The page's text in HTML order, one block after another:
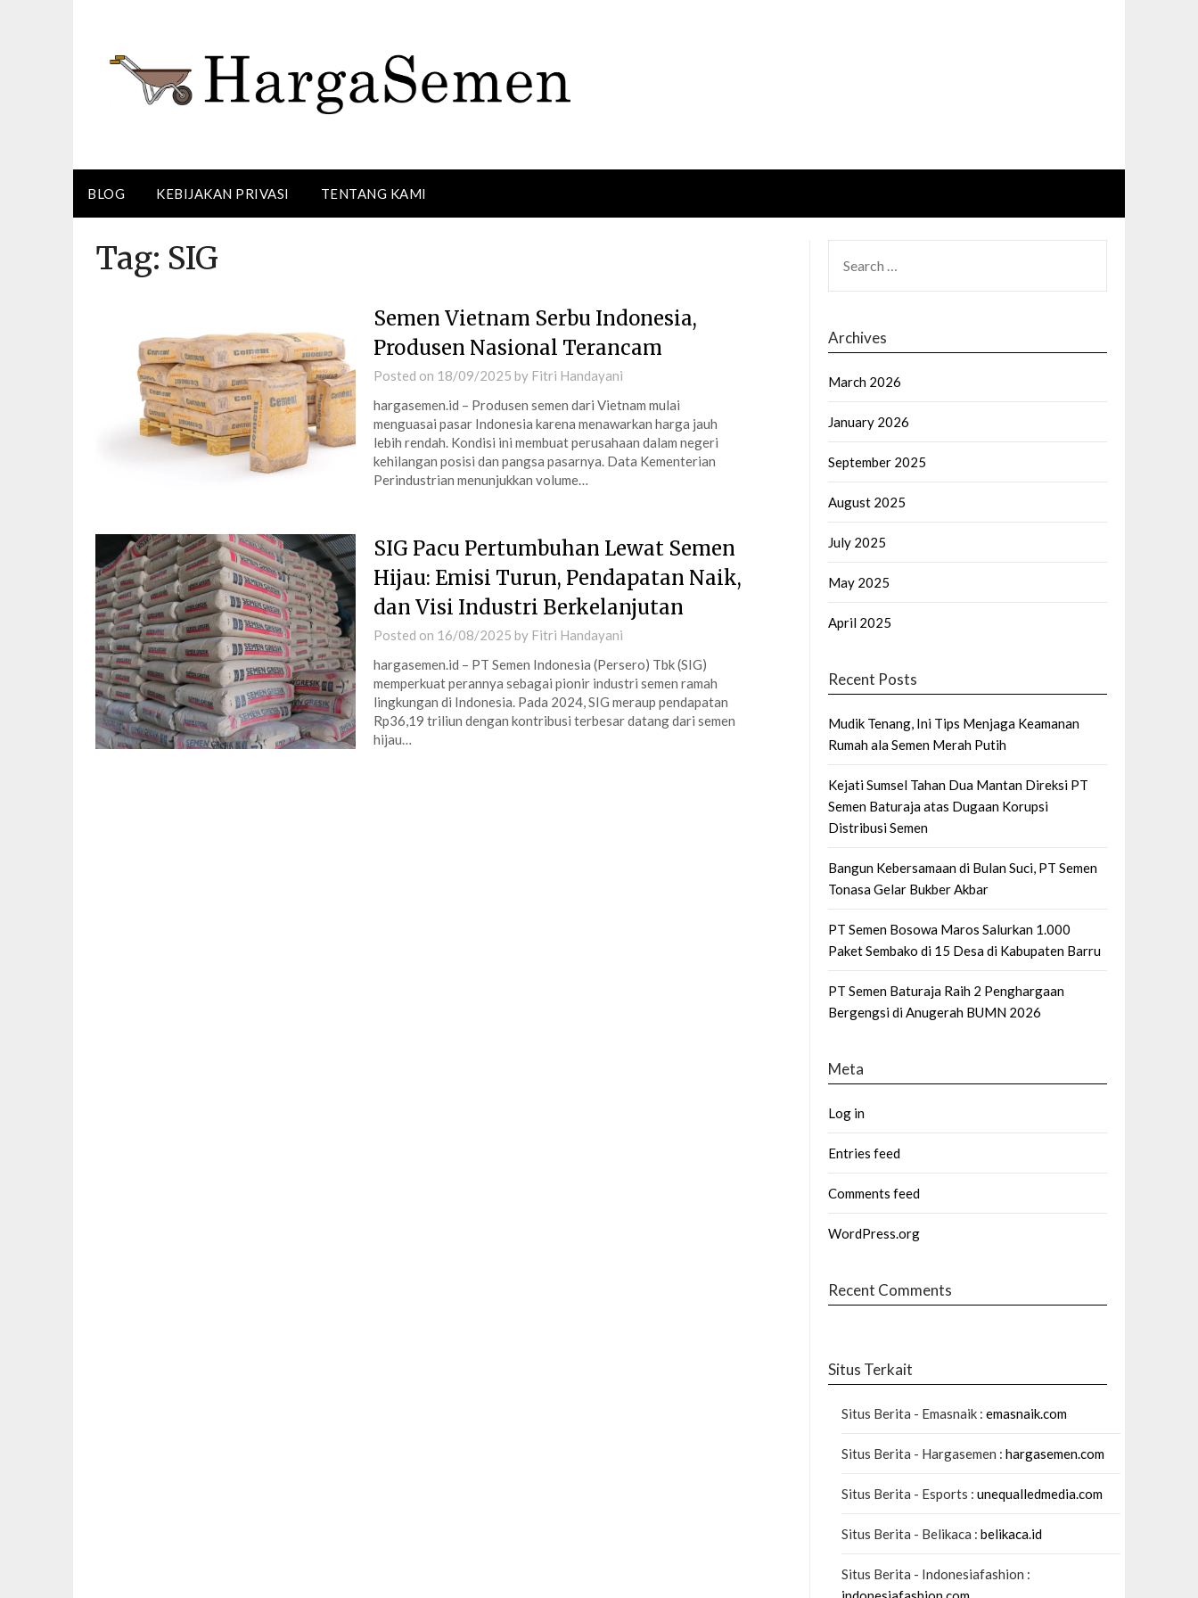
BLOG KEBIJAKAN PRIVASI TENTANG KAMI
Tag: SIG
Semen Vietnam Serbu Indonesia,
Produsen Nasional Terancam
Posted on 18/09/2025 by Fitri Handayani
hargasemen.id – Produsen semen dari Vietnam mulai
menguasai pasar Indonesia karena menawarkan harga jauh
lebih rendah. Kondisi ini membuat perusahaan dalam negeri
kehilangan posisi dan pangsa pasarnya. Data Kementerian
Perindustrian menunjukkan volume…
SIG Pacu Pertumbuhan Lewat Semen
Hijau: Emisi Turun, Pendapatan Naik,
dan Visi Industri Berkelanjutan
Posted on 16/08/2025 by Fitri Handayani
hargasemen.id – PT Semen Indonesia (Persero) Tbk (SIG)
memperkuat perannya sebagai pionir industri semen ramah
lingkungan di Indonesia. Pada 2024, SIG meraup pendapatan
Rp36,19 triliun dengan kontribusi terbesar datang dari semen
hijau…
FOR:
Archives
March 2026
January 2026
September 2025
August 2025
July 2025
May 2025
April 2025
Recent Posts
Mudik Tenang, Ini Tips Menjaga Keamanan
Rumah ala Semen Merah Putih
Kejati Sumsel Tahan Dua Mantan Direksi PT
Semen Baturaja atas Dugaan Korupsi
Distribusi Semen
Bangun Kebersamaan di Bulan Suci, PT Semen
Tonasa Gelar Bukber Akbar
PT Semen Bosowa Maros Salurkan 1.000
Paket Sembako di 15 Desa di Kabupaten Barru
PT Semen Baturaja Raih 2 Penghargaan
Bergengsi di Anugerah BUMN 2026
Meta
Log in
Entries feed
Comments feed
WordPress.org
Recent Comments
Situs Terkait
Situs Berita - Emasnaik : emasnaik.com
Situs Berita - Hargasemen : hargasemen.com
Situs Berita - Esports : unequalledmedia.com
Situs Berita - Belikaca : belikaca.id
Situs Berita - Indonesiafashion :